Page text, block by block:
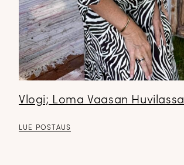
Vlogi; Loma Vaasan Huvilassa
LUE POSTAUS